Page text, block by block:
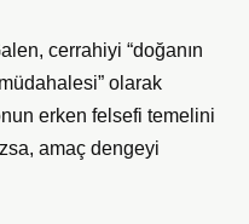
cerrahiyi “doğanın
olarak
erken felsefi temelini
amaç dengeyi